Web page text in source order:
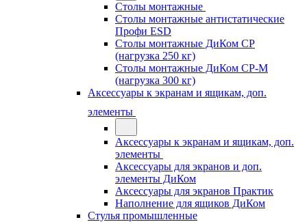
Столы монтажные
Столы монтажные антистатические
Профи ESD
Столы монтажные ДиКом СР
(нагрузка 250 кг)
Столы монтажные ДиКом СР-М
(нагрузка 300 кг)
Аксессуары к экранам и ящикам, доп.
элементы
Аксессуары к экранам и ящикам, доп.
элементы
Аксессуары для экранов и доп.
элементы ДиКом
Аксессуары для экранов Практик
Наполнение для ящиков ДиКом
Стулья промышленные